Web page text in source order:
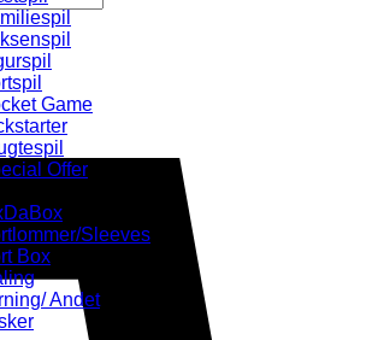
Game
Offer
Sleeves
Box
Andet